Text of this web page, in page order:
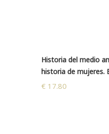
Historia del medio
historia de mujeres.
€17.80